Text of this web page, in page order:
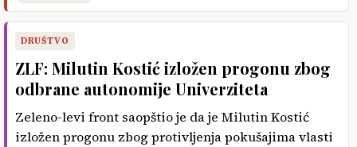
DRUŠTVO
ZLF: Milutin Kostić izložen progonu zbog
odbrane autonomije Univerziteta
Zeleno-levi front saopštio je da je Milutin Kostić
izložen progonu zbog protivljenja pokušajima vlasti